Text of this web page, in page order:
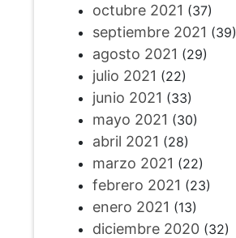
octubre 2021 (37)
septiembre 2021 (39)
agosto 2021 (29)
julio 2021 (22)
junio 2021 (33)
mayo 2021 (30)
abril 2021 (28)
marzo 2021 (22)
febrero 2021 (23)
enero 2021 (13)
diciembre 2020(32)